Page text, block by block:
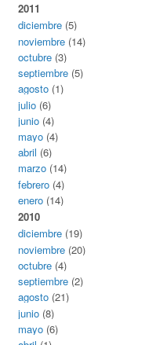
2011
diciembre(5)
noviembre(14)
octubre(3)
septiembre(5)
agosto(1)
julio(6)
junio(4)
mayo(4)
abril (6)
marzo(14)
febrero(4)
enero(14)
2010
diciembre(19)
noviembre(20)
octubre(4)
septiembre(2)
agosto(21)
junio(8)
mayo(6)